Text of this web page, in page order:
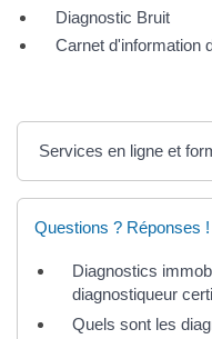
Diagnostic Bruit
Carnet d'information
Services en ligne et
Questions ? Réponses !
Diagnostics
diagnostiqueur
Quels sont les